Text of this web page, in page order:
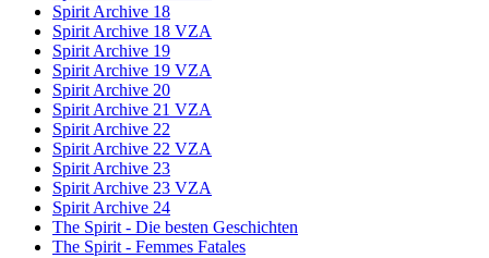
Spirit Archive 18
Spirit Archive 18 VZA
Spirit Archive 19
Spirit Archive 19 VZA
Spirit Archive 20
Spirit Archive 21 VZA
Spirit Archive 22
Spirit Archive 22 VZA
Spirit Archive 23
Spirit Archive 23 VZA
Spirit Archive 24
The Spirit - Die besten Geschichten
The Spirit - Femmes Fatales